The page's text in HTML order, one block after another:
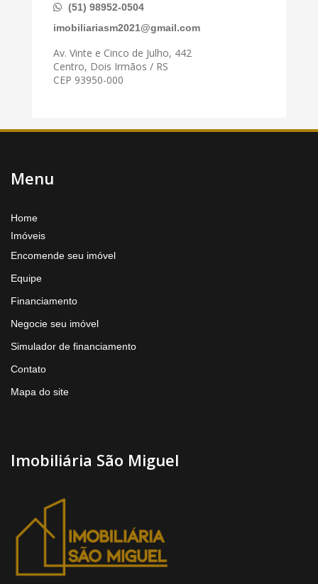
(51) 98952-0504
imobiliariasm2021@gmail.com
Av. Vinte e Cinco de Julho, 442
Centro, Dois Irmãos / RS
CEP 93950-000
Menu
Home
Imóveis
Encomende seu imóvel
Equipe
Financiamento
Negocie seu imóvel
Simulador de financiamento
Contato
Mapa do site
Imobiliária São Miguel